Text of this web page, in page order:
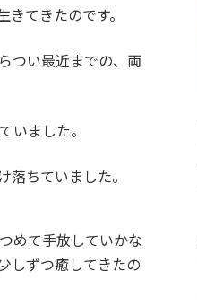
てきたのです。
つい最近までの、両
いました。
落ちていました。
めて手放していかな
しずつ癒してきたの